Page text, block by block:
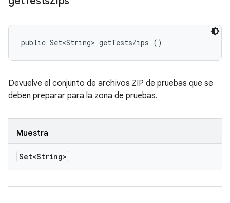
public Set<String> getTestsZips ()
Devuelve el conjunto de archivos ZIP de pruebas que se
deben preparar para la zona de pruebas.
Muestra
Set<String>